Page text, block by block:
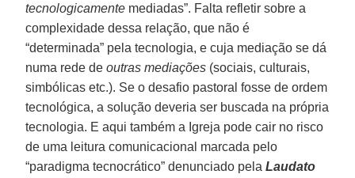
tecnologicamente mediadas”. Falta refletir sobre a
complexidade dessa relação, que não é
“determinada” pela tecnologia, e cuja mediação se dá
numa rede deoutras mediações (sociais, culturais,
simbólicas etc.). Se o desafio pastoral fosse de ordem
tecnológica, a solução deveria ser buscada na própria
tecnologia. E aqui também a Igreja pode cair no risco
de uma leitura comunicacional marcada pelo
“paradigma tecnocrático” denunciado pelaLaudato